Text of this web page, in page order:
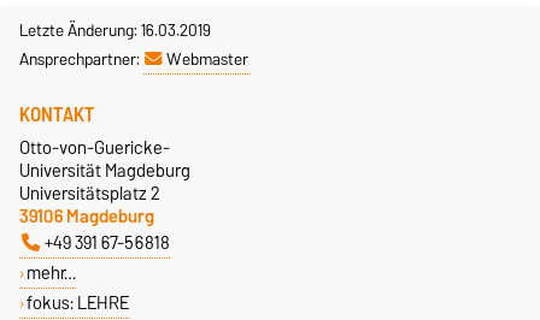
Letzte Änderung: 16.03.2019
Ansprechpartner:
Webmaster
KONTAKT
Otto-von-Guericke-
Universität Magdeburg
Universitätsplatz 2
39106 Magdeburg
+49 391 67-56818
mehr…
fokus: LEHRE